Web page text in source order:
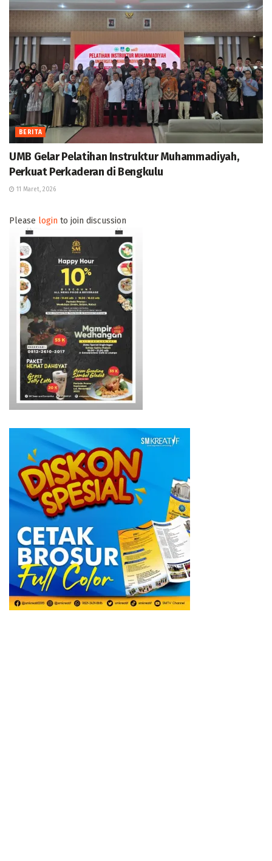
BERITA
UMB Gelar Pelatihan Instruktur Muhammadiyah,
Perkuat Perkaderan di Bengkulu
11 Maret, 2026
Please login to join discussion